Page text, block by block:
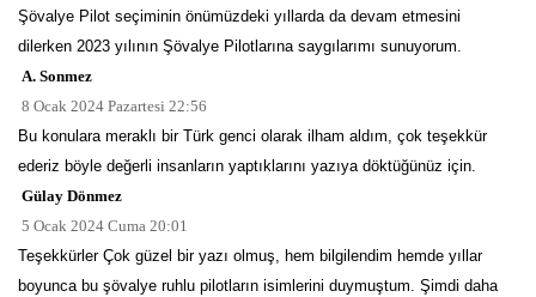
Şövalye Pilot seçiminin önümüzdeki yıllarda da devam etmesini
dilerken 2023 yılının Şövalye Pilotlarına saygılarımı sunuyorum.
A. Sonmez
8 Ocak 2024 Pazartesi 22:56
Bu konulara meraklı bir Türk genci olarak ilham aldım, çok teşekkür
ederiz böyle değerli insanların yaptıklarını yazıya döktüğünüz için.
Gülay Dönmez
5 Ocak 2024 Cuma 20:01
Teşekkürler Çok güzel bir yazı olmuş, hem bilgilendim hemde yıllar
boyunca bu şövalye ruhlu pilotların isimlerini duymuştum. Şimdi daha